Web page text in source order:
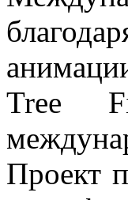
Tree
Проект